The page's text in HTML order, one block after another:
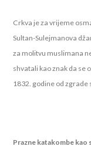
Crkva je za vrijeme
Sultan-Sulejmanova
za molitvu muslimana
shvatali kao znak da se
1832. godine od zgrade
Prazne katakombe kao